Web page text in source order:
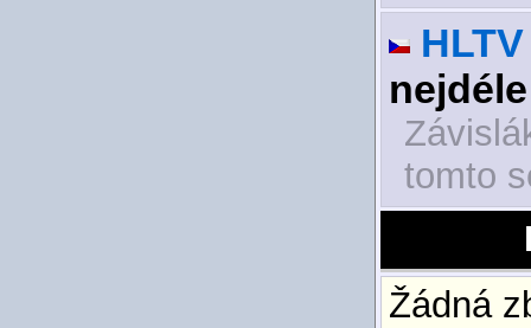
HLTV
tomto
Žádná